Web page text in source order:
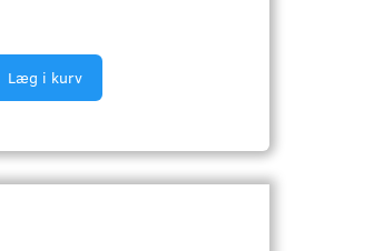
Læg i kurv